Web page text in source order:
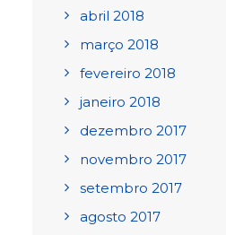
abril 2018
março 2018
fevereiro 2018
janeiro 2018
dezembro 2017
novembro 2017
setembro 2017
agosto 2017